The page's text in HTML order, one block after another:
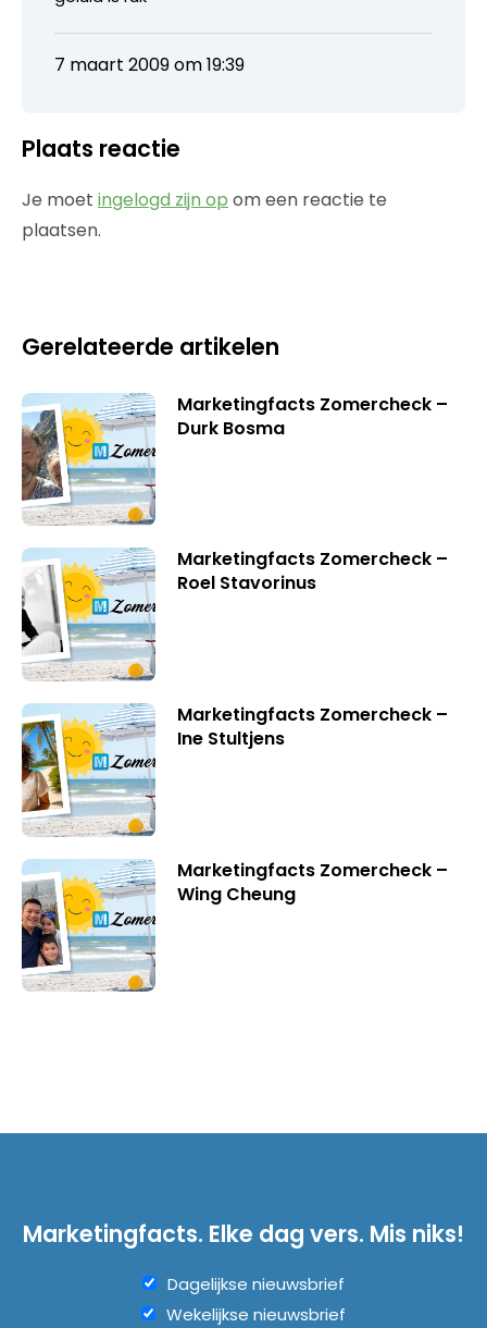
7 maart 2009 om 19:39
Plaats reactie
Je moet ingelogd zijn op om een reactie te
plaatsen.
Gerelateerde artikelen
Marketingfacts Zomercheck –
Durk Bosma
Marketingfacts Zomercheck –
Roel Stavorinus
Marketingfacts Zomercheck –
Ine Stultjens
Marketingfacts Zomercheck –
Wing Cheung
Marketingfacts. Elke dag vers. Mis niks!
Dagelijkse nieuwsbrief
Wekelijkse nieuwsbrief